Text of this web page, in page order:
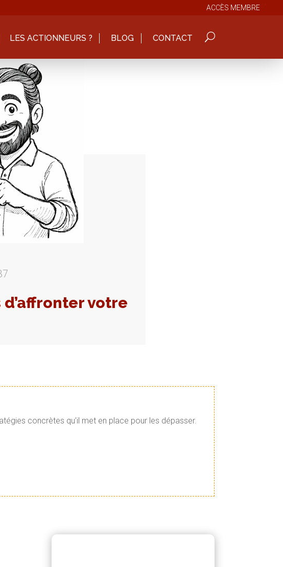
ACCÈS MEMBRE
LES ACTIONNEURS ? BLOG CONTACT
votre
concrètes qu’il met en place pour les dépasser.